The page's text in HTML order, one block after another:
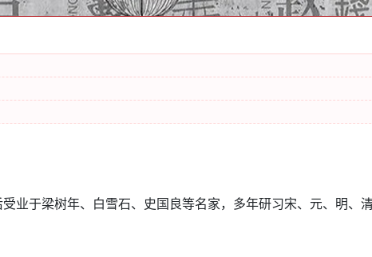
业于梁树年、白雪石、史国良等名家，多年研习宋、元、明、